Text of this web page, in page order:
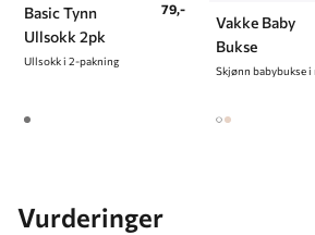
Basic Tynn
Ullsokk 2pk
Ullsokk i 2-pakning
79,-
Vakke Baby
Bukse
Vurderinger